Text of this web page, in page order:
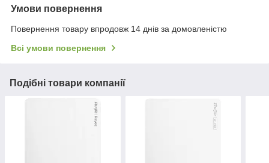
Умови повернення
Повернення товару впродовж 14 днів за домовленістю
Всі умови повернення
Подібні товари компанії